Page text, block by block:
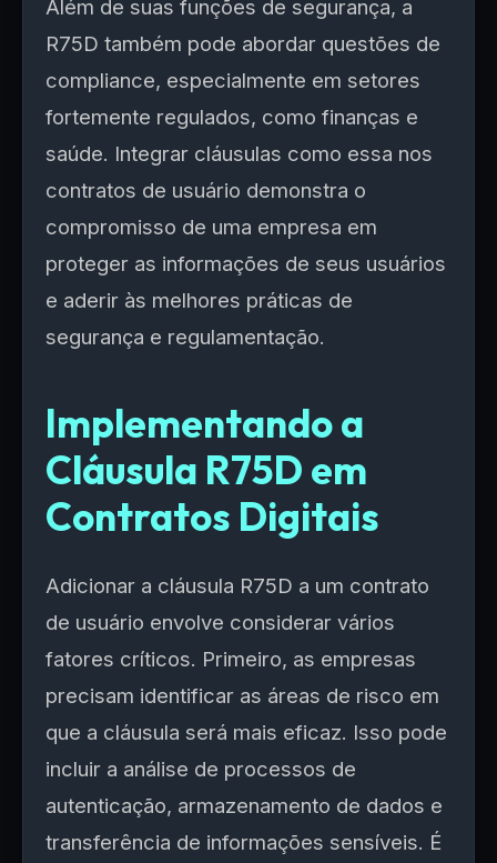
Além de suas funções de segurança, a
R75D também pode abordar questões de
compliance, especialmente em setores
fortemente regulados, como finanças e
saúde. Integrar cláusulas como essa nos
contratos de usuário demonstra o
compromisso de uma empresa em
proteger as informações de seus usuários
e aderir às melhores práticas de
segurança e regulamentação.
Implementando a
Cláusula R75D em
Contratos Digitais
Adicionar a cláusula R75D a um contrato
de usuário envolve considerar vários
fatores críticos. Primeiro, as empresas
precisam identificar as áreas de risco em
que a cláusula será mais eficaz. Isso pode
incluir a análise de processos de
autenticação, armazenamento de dados e
transferência de informações sensíveis. É